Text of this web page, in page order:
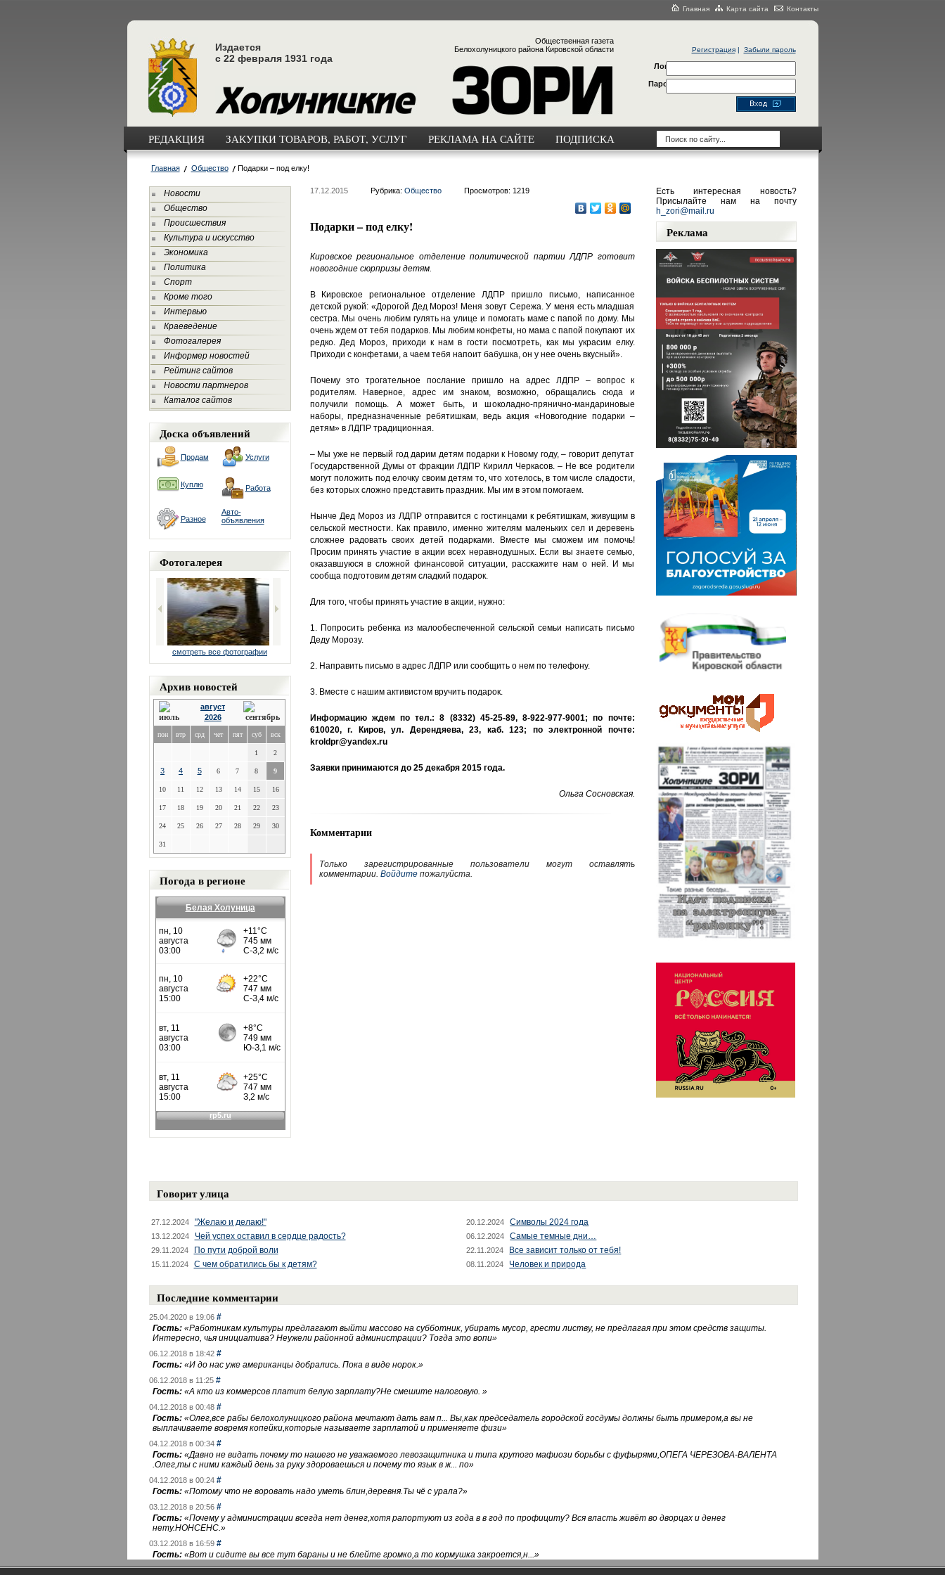
Главная Карта сайта Контакты
Издается
с 22 февраля 1931 года
Общественная газета
Белохолуницкого района Кировской области
Регистрация| Забыли пароль
Логин
Пароль
РЕДАКЦИЯ ЗАКУПКИ ТОВАРОВ, РАБОТ, УСЛУГ РЕКЛАМА НА САЙТЕ ПОДПИСКА
Главная Общество Подарки – под елку!
Новости
Общество
Происшествия
Культура и искусство
Экономика
Политика
Спорт
Кроме того
Интервью
Краеведение
Фотогалерея
Информер новостей
Рейтинг сайтов
Новости партнеров
Каталог сайтов
Доска объявлений
Продам Услуги
Куплю Работа
Разное
Авто-
объявления
Фотогалерея
смотреть все фотографии
Архив новостей
август
2026
пон втр срд чет пят суб вск
1 2
3 4 5 6 7 8 9
10 11 12 13 14 15 16
17 18 19 20 21 22 23
24 25 26 27 28 29 30
31
Погода в регионе
Белая Холуница
17.12.2015 Рубрика: Общество Просмотров: 1219
Подарки – под елку!
Кировское региональное отделение политической партии ЛДПР готовит
новогодние сюрпризы детям.
В Кировское региональное отделение ЛДПР пришло письмо, написанное
детской рукой: «Дорогой Дед Мороз! Меня зовут Сережа. У меня есть младшая
сестра. Мы очень любим гулять на улице и помогать маме с папой по дому. Мы
очень ждем от тебя подарков. Мы любим конфеты, но мама с папой покупают их
редко. Дед Мороз, приходи к нам в гости посмотреть, как мы украсим елку.
Приходи с конфетами, а чаем тебя напоит бабушка, он у нее очень вкусный».
Почему это трогательное послание пришло на адрес ЛДПР – вопрос к
родителям. Наверное, адрес им знаком, возможно, обращались сюда и
получили помощь. А может быть, и шоколадно-прянично-мандариновые
наборы, предназначенные ребятишкам, ведь акция «Новогодние подарки –
детям» в ЛДПР традиционная.
– Мы уже не первый год дарим детям подарки к Новому году, – говорит депутат
Государственной Думы от фракции ЛДПР Кирилл Черкасов. – Не все родители
могут положить под елочку своим детям то, что хотелось, в том числе сладости,
без которых сложно представить праздник. Мы им в этом помогаем.
Нынче Дед Мороз из ЛДПР отправится с гостинцами к ребятишкам, живущим в
сельской местности. Как правило, именно жителям маленьких сел и деревень
сложнее радовать своих детей подарками. Вместе мы сможем им помочь!
Просим принять участие в акции всех неравнодушных. Если вы знаете семью,
оказавшуюся в сложной финансовой ситуации, расскажите нам о ней. И мы
сообща подготовим детям сладкий подарок.
Для того, чтобы принять участие в акции, нужно:
1. Попросить ребенка из малообеспеченной сельской семьи написать письмо
Деду Морозу.
2. Направить письмо в адрес ЛДПР или сообщить о нем по телефону.
3. Вместе с нашим активистом вручить подарок.
Информацию ждем по тел.: 8 (8332) 45-25-89, 8-922-977-9001; по почте:
610020, г. Киров, ул. Дерендяева, 23, каб. 123; по электронной почте:
kroldpr@yandex.ru
Заявки принимаются до 25 декабря 2015 года.
Ольга Сосновская.
Комментарии
Только зарегистрированные пользователи могут оставлять
комментарии. Войдитепожалуйста.
Есть интересная новость?
Присылайте нам на почту
h_zori@mail.ru
Реклама
Говорит улица
27.12.2024 "Желаю и делаю!" 20.12.2024 Символы 2024 года
13.12.2024 Чей успех оставил в сердце радость? 06.12.2024 Самые темные дни…
29.11.2024 По пути доброй воли 22.11.2024 Все зависит только от тебя!
15.11.2024 С чем обратились бы к детям? 08.11.2024 Человек и природа
Последние комментарии
25.04.2020 в 19:06 #
Гость: «Работникам культуры предлагают выйти массово на субботник, убирать мусор, грести листву, не предлагая при этом средств защиты.
Интересно, чья инициатива? Неужели районной администрации? Тогда это вопи»
06.12.2018 в 18:42 #
Гость: «И до нас уже американцы добрались. Пока в виде норок.»
06.12.2018 в 11:25 #
Гость: «А кто из коммерсов платит белую зарплату?Не смешите налоговую. »
04.12.2018 в 00:48 #
Гость: «Олег,все рабы белохолуницкого района мечтают дать вам п... Вы,как председатель городской госдумы должны быть примером,а вы не
выплачиваете вовремя копейки,которые называете зарплатой и применяете физи»
04.12.2018 в 00:34 #
Гость: «Давно не видать почему то нашего не уважаемого левозащитника и типа крутого мафиози борьбы с фуфырями,ОПЕГА ЧЕРЕЗОВА-ВАЛЕНТА
.Олег,ты с ними каждый день за руку здороваешься и почему то язык в ж... по»
04.12.2018 в 00:24 #
Гость: «Потому что не воровать надо уметь блин,деревня.Ты чё с урала?»
03.12.2018 в 20:56 #
Гость: «Почему у администрации всегда нет денег,хотя рапортуют из года в в год по профициту? Вся власть живёт во дворцах и денег
нету.НОНСЕНС.»
03.12.2018 в 16:59 #
Гость: «Вот и сидите вы все тут бараны и не блейте громко,а то кормушка закроется,н...»